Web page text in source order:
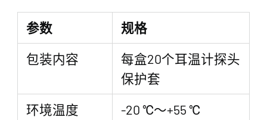
参数
规格
包装内容
每盒20个耳温计探头
保护套
环境温度
-20 ℃～+55 ℃